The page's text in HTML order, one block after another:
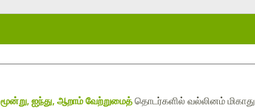
மூன்று, ஐந்து, ஆறாம் வேற்றுமைத்தொடர்களில் வல்லினம் மிகாது